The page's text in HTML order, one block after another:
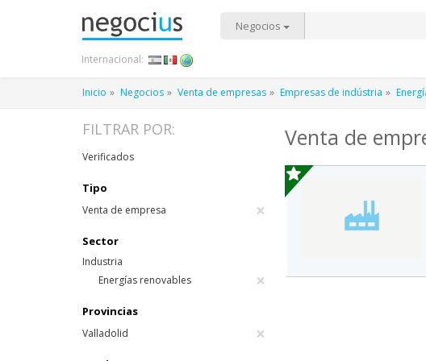
Negocios
Internacional:
Inicio Negocios Venta de empresas Empresas de indústria
Venta de
FILTRAR POR:
Verificados
Tipo
Venta de empresa ×
Sector
Industria
Energías renovables
×
Provincias
Valladolid ×